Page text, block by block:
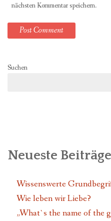
nächsten Kommentar speichern.
Suchen
Neueste Beiträge
Wissenswerte
Wie leben wir Liebe?
„What`s the name of the